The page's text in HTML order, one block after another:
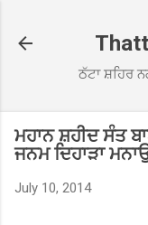
ਠੱਟਾ ਸ਼ਹਿਰ
ਮਹਾਨ ਸ਼ਹੀਦ ਸੰਤ
ਜਨਮ ਦਿਹਾੜਾ
July 10, 2014